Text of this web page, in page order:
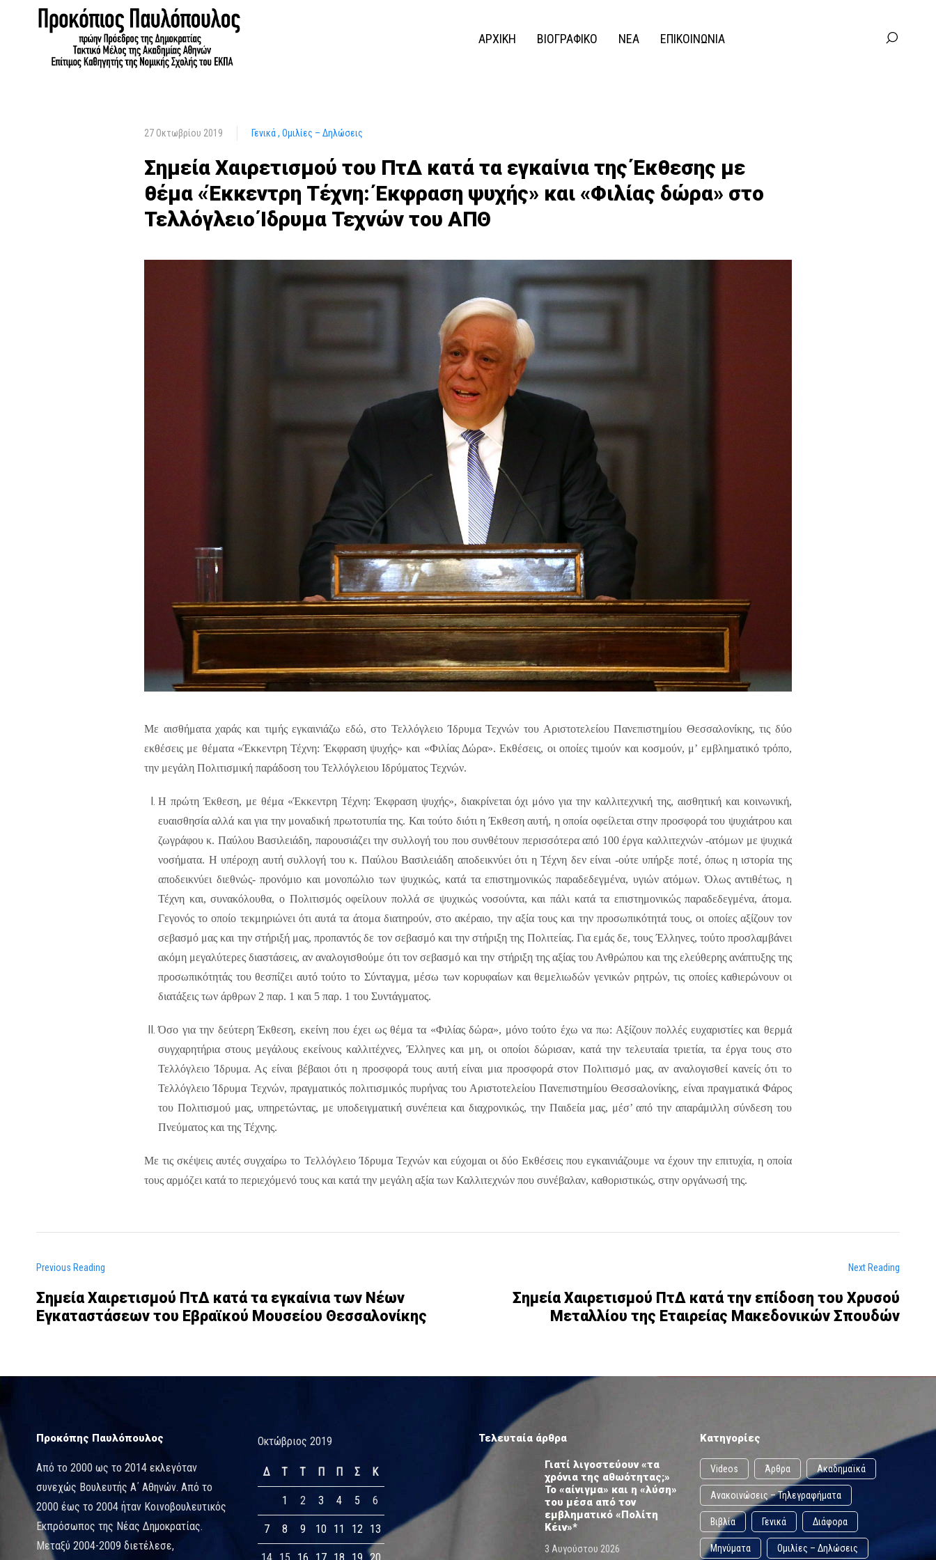
ΑΡΧΙΚΗ ΒΙΟΓΡΑΦΙΚΟ ΝΕΑ ΕΠΙΚΟΙΝΩΝΙΑ
27 Οκτωβρίου 2019 Γενικά Ομιλίες – Δηλώσεις
Σημεία Χαιρετισμού του ΠτΔ κατά τα εγκαίνια της Έκθεσης με
θέμα «Έκκεντρη Τέχνη: Έκφραση ψυχής» και «Φιλίας δώρα» στο
Τελλόγλειο Ίδρυμα Τεχνών του ΑΠΘ
Με αισθήματα χαράς και τιμής εγκαινιάζω εδώ, στο Τελλόγλειο Ίδρυμα Τεχνών του Αριστοτελείου Πανεπιστημίου Θεσσαλονίκης, τις δύο
εκθέσεις με θέματα «Έκκεντρη Τέχνη: Έκφραση ψυχής» και «Φιλίας Δώρα». Εκθέσεις, οι οποίες τιμούν και κοσμούν, μ’ εμβληματικό τρόπο,
την μεγάλη Πολιτισμική παράδοση του Τελλόγλειου Ιδρύματος Τεχνών.
Η πρώτη Έκθεση, με θέμα «Έκκεντρη Τέχνη: Έκφραση ψυχής», διακρίνεται όχι μόνο για την καλλιτεχνική της, αισθητική και κοινωνική,
ευαισθησία αλλά και για την μοναδική πρωτοτυπία της. Και τούτο διότι η Έκθεση αυτή, η οποία οφείλεται στην προσφορά του ψυχιάτρου και
ζωγράφου κ. Παύλου Βασιλειάδη, παρουσιάζει την συλλογή του που συνθέτουν περισσότερα από 100 έργα καλλιτεχνών -ατόμων με ψυχικά
νοσήματα. Η υπέροχη αυτή συλλογή του κ. Παύλου Βασιλειάδη αποδεικνύει ότι η Τέχνη δεν είναι -ούτε υπήρξε ποτέ, όπως η ιστορία της
αποδεικνύει διεθνώς- προνόμιο και μονοπώλιο των ψυχικώς, κατά τα επιστημονικώς παραδεδεγμένα, υγιών ατόμων. Όλως αντιθέτως, η
Τέχνη και, συνακόλουθα, ο Πολιτισμός οφείλουν πολλά σε ψυχικώς νοσούντα, και πάλι κατά τα επιστημονικώς παραδεδεγμένα, άτομα.
Γεγονός το οποίο τεκμηριώνει ότι αυτά τα άτομα διατηρούν, στο ακέραιο, την αξία τους και την προσωπικότητά τους, οι οποίες αξίζουν τον
σεβασμό μας και την στήριξή μας, προπαντός δε τον σεβασμό και την στήριξη της Πολιτείας. Για εμάς δε, τους Έλληνες, τούτο προσλαμβάνει
ακόμη μεγαλύτερες διαστάσεις, αν αναλογισθούμε ότι τον σεβασμό και την στήριξη της αξίας του Ανθρώπου και της ελεύθερης ανάπτυξης της
προσωπικότητάς του θεσπίζει αυτό τούτο το Σύνταγμα, μέσω των κορυφαίων και θεμελιωδών γενικών ρητρών, τις οποίες καθιερώνουν οι
διατάξεις των άρθρων 2 παρ. 1 και 5 παρ. 1 του Συντάγματος.
Όσο για την δεύτερη Έκθεση, εκείνη που έχει ως θέμα τα «Φιλίας δώρα», μόνο τούτο έχω να πω: Αξίζουν πολλές ευχαριστίες και θερμά
συγχαρητήρια στους μεγάλους εκείνους καλλιτέχνες, Έλληνες και μη, οι οποίοι δώρισαν, κατά την τελευταία τριετία, τα έργα τους στο
Τελλόγλειο Ίδρυμα. Ας είναι βέβαιοι ότι η προσφορά τους αυτή είναι μια προσφορά στον Πολιτισμό μας, αν αναλογισθεί κανείς ότι το
Τελλόγλειο Ίδρυμα Τεχνών, πραγματικός πολιτισμικός πυρήνας του Αριστοτελείου Πανεπιστημίου Θεσσαλονίκης, είναι πραγματικά Φάρος
του Πολιτισμού μας, υπηρετώντας, με υποδειγματική συνέπεια και διαχρονικώς, την Παιδεία μας, μέσ’ από την απαράμιλλη σύνδεση του
Πνεύματος και της Τέχνης.
Με τις σκέψεις αυτές συγχαίρω το Τελλόγλειο Ίδρυμα Τεχνών και εύχομαι οι δύο Εκθέσεις που εγκαινιάζουμε να έχουν την επιτυχία, η οποία
τους αρμόζει κατά το περιεχόμενό τους και κατά την μεγάλη αξία των Καλλιτεχνών που συνέβαλαν, καθοριστικώς, στην οργάνωσή της.
Previous Reading
Σημεία Χαιρετισμού ΠτΔ κατά τα εγκαίνια των Νέων
Εγκαταστάσεων του Εβραϊκού Μουσείου Θεσσαλονίκης
Next Reading
Σημεία Χαιρετισμού ΠτΔ κατά την επίδοση του Χρυσού
Μεταλλίου της Εταιρείας Μακεδονικών Σπουδών
Προκόπης Παυλόπουλος
Από το 2000 ως το 2014 εκλεγόταν
συνεχώς Βουλευτής Α΄ Αθηνών. Από το
2000 έως το 2004 ήταν Κοινοβουλευτικός
Εκπρόσωπος της Νέας Δημοκρατίας.
Μεταξύ 2004-2009 διετέλεσε,
Οκτώβριος 2019
Δ Τ Τ Π Π Σ Κ
1 2 3 4 5 6
7 8 9 10 11 12 13
Τελευταία άρθρα
Γιατί λιγοστεύουν «τα
χρόνια της αθωότητας;»
Το «αίνιγμα» και η «λύση»
του μέσα από τον
εμβληματικό «Πολίτη
Κέιν»*
3 Αυγούστου 2026
Κατηγορίες
Videos Άρθρα Ακαδημαϊκά
Ανακοινώσεις – Τηλεγραφήματα
Βιβλία Γενικά Διάφορα
Μηνύματα Ομιλίες – Δηλώσεις